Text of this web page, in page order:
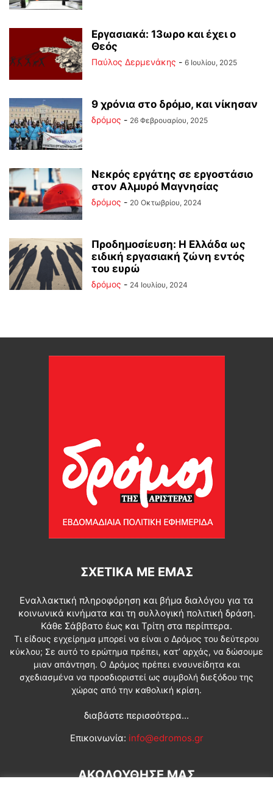
Εργασιακά: 13ωρο και έχει ο
Θεός
Παύλος Δερμενάκης - 6 Ιουλίου, 2025
9 χρόνια στο δρόμο, και νίκησαν
δρόμος - 26 Φεβρουαρίου, 2025
Νεκρός εργάτης σε εργοστάσιο
στον Αλμυρό Μαγνησίας
δρόμος - 20 Οκτωβρίου, 2024
Προδημοσίευση: Η Ελλάδα ως
ειδική εργασιακή ζώνη εντός
του ευρώ
δρόμος - 24 Ιουλίου, 2024
ΣΧΕΤΙΚΆ ΜΕ ΕΜΆΣ
Εναλλακτική πληροφόρηση και βήμα διαλόγου για τα
κοινωνικά κινήματα και τη συλλογική πολιτική δράση.
Κάθε Σάββατο έως και Τρίτη στα περίπτερα.
Τι είδους εγχείρημα μπορεί να είναι ο Δρόμος του δεύτερου
κύκλου; Σε αυτό το ερώτημα πρέπει, κατ’ αρχάς, να δώσουμε
μιαν απάντηση. Ο Δρόμος πρέπει ενσυνείδητα και
σχεδιασμένα να προσδιοριστεί ως συμβολή διεξόδου της
χώρας από την καθολική κρίση.
διαβάστε περισσότερα...
Επικοινωνία: info@edromos.gr
ΑΚΟΛΟΥΘΗΣΕ ΜΑΣ